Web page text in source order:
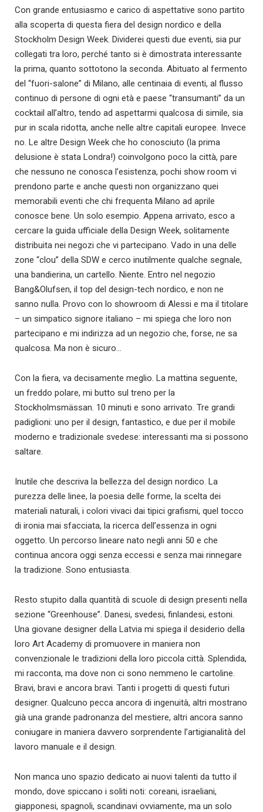
Con grande entusiasmo e carico di aspettative sono partito
alla scoperta di questa fiera del design nordico e della
Stockholm Design Week. Dividerei questi due eventi, sia pur
collegati tra loro, perché tanto si è dimostrata interessante
la prima, quanto sottotono la seconda. Abituato al fermento
del “fuori-salone” di Milano, alle centinaia di eventi, al flusso
continuo di persone di ogni età e paese “transumanti” da un
cocktail all’altro, tendo ad aspettarmi qualcosa di simile, sia
pur in scala ridotta, anche nelle altre capitali europee. Invece
no. Le altre Design Week che ho conosciuto (la prima
delusione è stata Londra!) coinvolgono poco la città, pare
che nessuno ne conosca l’esistenza, pochi show room vi
prendono parte e anche questi non organizzano quei
memorabili eventi che chi frequenta Milano ad aprile
conosce bene. Un solo esempio. Appena arrivato, esco a
cercare la guida ufficiale della Design Week, solitamente
distribuita nei negozi che vi partecipano. Vado in una delle
zone “clou” della SDW e cerco inutilmente qualche segnale,
una bandierina, un cartello. Niente. Entro nel negozio
Bang&Olufsen, il top del design-tech nordico, e non ne
sanno nulla. Provo con lo showroom di Alessi e ma il titolare
– un simpatico signore italiano – mi spiega che loro non
partecipano e mi indirizza ad un negozio che, forse, ne sa
qualcosa. Ma non è sicuro…
Con la fiera, va decisamente meglio. La mattina seguente,
un freddo polare, mi butto sul treno per la
Stockholmsmässan. 10 minuti e sono arrivato. Tre grandi
padiglioni: uno per il design, fantastico, e due per il mobile
moderno e tradizionale svedese: interessanti ma si possono
saltare.
Inutile che descriva la bellezza del design nordico. La
purezza delle linee, la poesia delle forme, la scelta dei
materiali naturali, i colori vivaci dai tipici grafismi, quel tocco
di ironia mai sfacciata, la ricerca dell’essenza in ogni
oggetto. Un percorso lineare nato negli anni 50 e che
continua ancora oggi senza eccessi e senza mai rinnegare
la tradizione. Sono entusiasta.
Resto stupito dalla quantità di scuole di design presenti nella
sezione “Greenhouse”. Danesi, svedesi, finlandesi, estoni.
Una giovane designer della Latvia mi spiega il desiderio della
loro Art Academy di promuovere in maniera non
convenzionale le tradizioni della loro piccola città. Splendida,
mi racconta, ma dove non ci sono nemmeno le cartoline.
Bravi, bravi e ancora bravi. Tanti i progetti di questi futuri
designer. Qualcuno pecca ancora di ingenuità, altri mostrano
già una grande padronanza del mestiere, altri ancora sanno
coniugare in maniera davvero sorprendente l’artigianalità del
lavoro manuale e il design.
Non manca uno spazio dedicato ai nuovi talenti da tutto il
mondo, dove spiccano i soliti noti: coreani, israeliani,
giapponesi, spagnoli, scandinavi ovviamente, ma un solo